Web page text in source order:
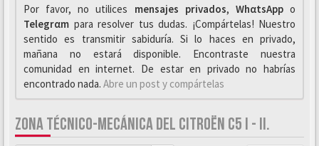
Por favor, no utilices mensajes privados, WhαtsAppo
Telegrαm para resolver tus dudas. ¡Compártelas! Nuestro
sentido es transmitir sabiduría. Si lo haces en privado,
mañana no estará disponible. Encontraste nuestra
comunidad en internet. De estar en privado no habrías
encontrado nada. Abre un post y compártelas
ZONA TÉCNICO-MECÁNICA DEL CITROËN C5 I - II.